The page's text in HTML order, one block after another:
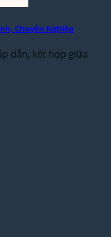
Chuyên Nghiệp
dẫn, kết hợp giữa